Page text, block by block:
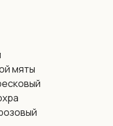
мяты
ее
в
и мы